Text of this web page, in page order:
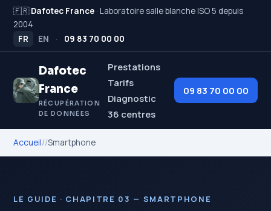
🇫🇷Dafotec France · Laboratoire salle blanche ISO 5 depuis
2004
FR
EN · 09 83 70 00 00
Dafotec
France
RÉCUPÉRATION
DE DONNÉES
Prestations
Tarifs
Diagnostic
36 centres
09 83 70 00 00
Accueil//Smartphone
LE GUIDE · CHAPITRE 03 — SMARTPHONE